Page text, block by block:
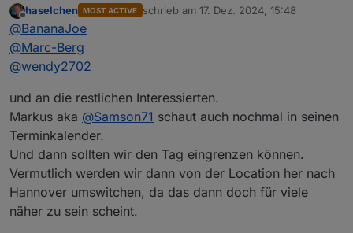
@martinschm ?
gerade erst gesehen , was bewog Dich für einen
Downvote im ersten Post
Offline
haselchen MOST ACTIVE schrieb am 17. Dez. 2024, 15:48
zuletzt editiert von
@BananaJoe
@Marc-Berg
@wendy2702
und an die restlichen Interessierten.
Markus aka @Samson71 schaut auch nochmal in seinen
Terminkalender.
Und dann sollten wir den Tag eingrenzen können.
Vermutlich werden wir dann von der Location her nach
Hannover umswitchen, da das dann doch für viele
näher zu sein scheint.